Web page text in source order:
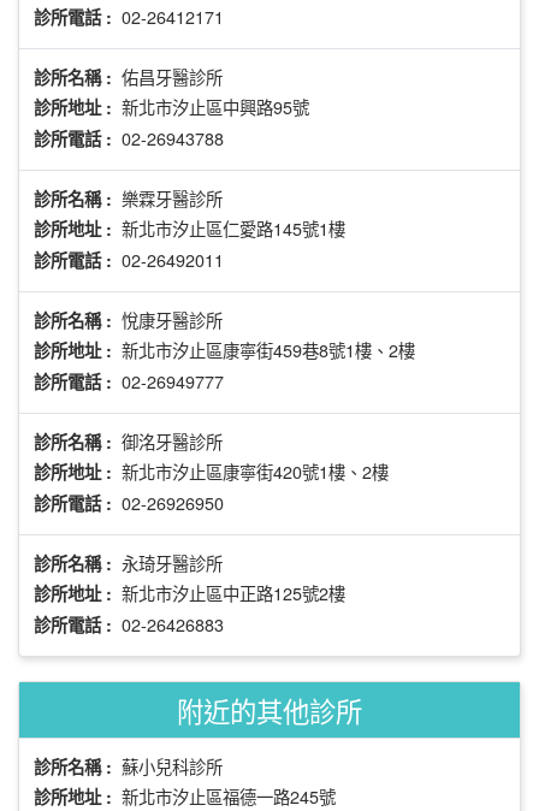
診所電話 : 02-26412171
診所名稱 : 佑昌牙醫診所
診所地址 : 新北市汐止區中興路95號
診所電話 : 02-26943788
診所名稱 : 樂霖牙醫診所
診所地址 : 新北市汐止區仁愛路145號1樓
診所電話 : 02-26492011
診所名稱 : 悅康牙醫診所
診所地址 : 新北市汐止區康寧街459巷8號1樓、2樓
診所電話 : 02-26949777
診所名稱 : 御洺牙醫診所
診所地址 : 新北市汐止區康寧街420號1樓、2樓
診所電話 : 02-26926950
診所名稱 : 永琦牙醫診所
診所地址 : 新北市汐止區中正路125號2樓
診所電話 : 02-26426883
附近的其他診所
診所名稱 : 蘇小兒科診所
診所地址 : 新北市汐止區福德一路245號